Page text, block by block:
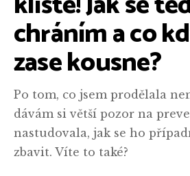
chráním a co
zase kousne?
Po tom, co jsem prodělala
dávám si větší pozor na
nastudovala, jak se ho
zbavit. Víte to také?